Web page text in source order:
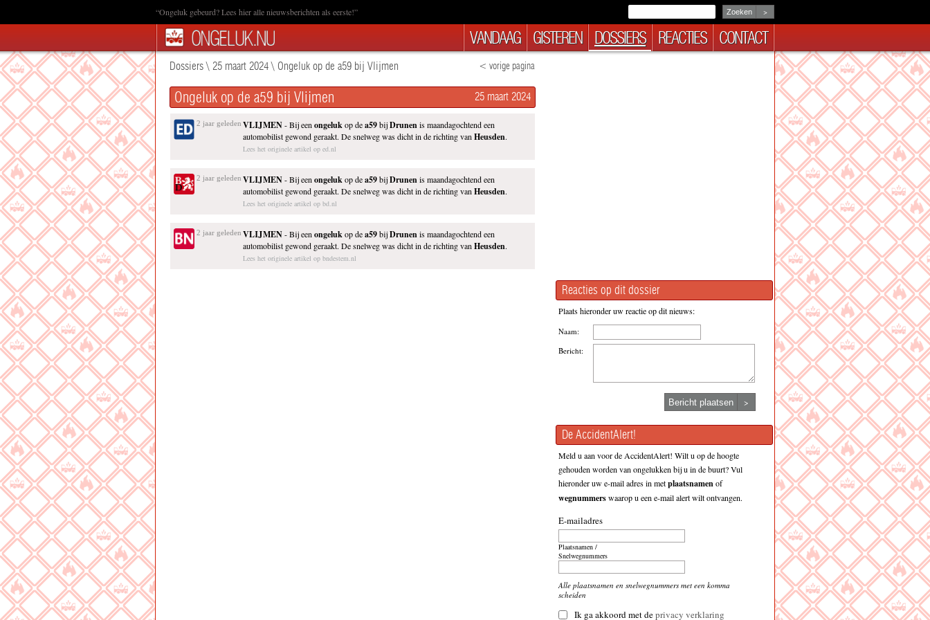
“Ongeluk gebeurd? Lees hier alle nieuwsberichten als eerste!” >
VANDAAG GISTEREN DOSSIERS REACTIES CONTACT
Dossiers\ 25 maart 2024\ Ongeluk op de a59 bij Vlijmen < vorige pagina
Ongeluk op de a59 bij Vlijmen 25 maart 2024
2 jaar geleden VLIJMEN- Bij een ongelukop dea59bijDrunenis maandagochtend een
automobilist gewond geraakt. De snelweg was dicht in de richting van Heusden.
Lees het originele artikel op ed.nl
2 jaar geleden VLIJMEN- Bij een ongelukop dea59bijDrunenis maandagochtend een
automobilist gewond geraakt. De snelweg was dicht in de richting van Heusden.
Lees het originele artikel op bd.nl
2 jaar geleden VLIJMEN- Bij een ongelukop dea59bijDrunenis maandagochtend een
automobilist gewond geraakt. De snelweg was dicht in de richting van Heusden.
Lees het originele artikel op bndestem.nl
Reacties op dit dossier
Plaats hieronder uw reactie op dit nieuws:
Naam:
Bericht:
>
De AccidentAlert!
Meld u aan voor de AccidentAlert! Wilt u op de hoogte
gehouden worden van ongelukken bij u in de buurt? Vul
hieronder uw e-mail adres in metplaatsnamenof
wegnummerswaarop u een e-mail alert wilt ontvangen.
E-mailadres
Plaatsnamen /
Snelwegnummers
Alle plaatsnamen en snelwegnummers met een komma
scheiden
Ik ga akkoord met deprivacy verklaring